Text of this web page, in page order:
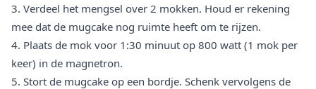
3. Verdeel het mengsel over 2 mokken. Houd er rekening
mee dat de mugcake nog ruimte heeft om te rijzen.
4. Plaats de mok voor 1:30 minuut op 800 watt (1 mok per
keer) in de magnetron.
5. Stort de mugcake op een bordje. Schenk vervolgens de